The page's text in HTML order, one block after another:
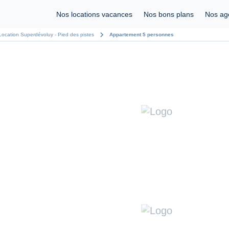
Nos locations vacances Nos bons plans Nos
Superdévoluy - Pied des pistes chevron_right Appartement 5 personnes